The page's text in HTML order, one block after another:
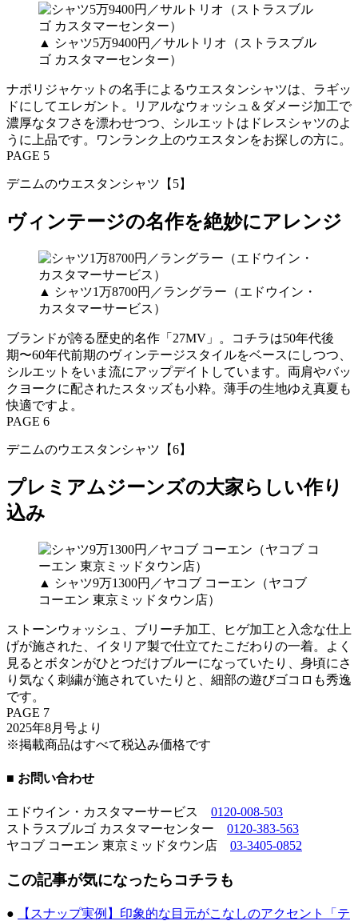
▲ シャツ5万9400円／サルトリオ（ストラスブル
ゴ カスタマーセンター）
ナポリジャケットの名手によるウエスタンシャツは、ラギッ
ドにしてエレガント。リアルなウォッシュ＆ダメージ加工で
濃厚なタフさを漂わせつつ、シルエットはドレスシャツのよ
うに上品です。ワンランク上のウエスタンをお探しの方に。
PAGE 5
デニムのウエスタンシャツ【5】
ヴィンテージの名作を絶妙にアレンジ
▲ シャツ1万8700円／ラングラー（エドウイン・
カスタマーサービス）
ブランドが誇る歴史的名作「27MV」。コチラは50年代後
期〜60年代前期のヴィンテージスタイルをベースにしつつ、
シルエットをいま流にアップデイトしています。両肩やバッ
クヨークに配されたスタッズも小粋。薄手の生地ゆえ真夏も
快適ですよ。
PAGE 6
デニムのウエスタンシャツ【6】
プレミアムジーンズの大家らしい作り
込み
▲ シャツ9万1300円／ヤコブ コーエン（ヤコブ
コーエン 東京ミッドタウン店）
ストーンウォッシュ、ブリーチ加工、ヒゲ加工と入念な仕上
げが施された、イタリア製で仕立てたこだわりの一着。よく
見るとボタンがひとつだけブルーになっていたり、身頃にさ
り気なく刺繍が施されていたりと、細部の遊びゴコロも秀逸
です。
PAGE 7
2025年8月号より
※掲載商品はすべて税込み価格です
■ お問い合わせ
エドウイン・カスタマーサービス 0120-008-503
ストラスブルゴ カスタマーセンター 0120-383-563
ヤコブ コーエン 東京ミッドタウン店 03-3405-0852
この記事が気になったらコチラも
● 【スナップ実例】印象的な目元がこなしのアクセント「テ